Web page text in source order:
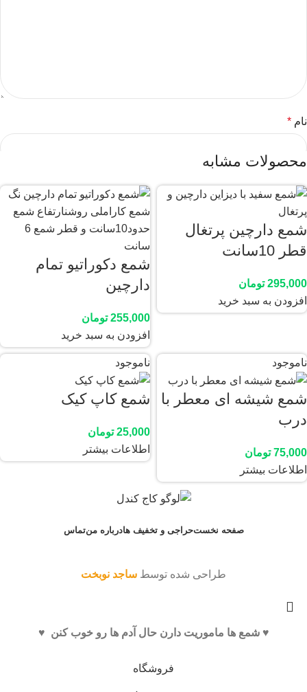
نام *
ایمیل*
ذخیره نام، ایمیل و وبسایت من در مرورگر برای زمانی که دوباره
دیدگاهی می‌نویسم.
محصولات مشابه
شمع دارچین پرتغال
قطر 10سانت
295,000 تومان
افزودن به سبد خرید
شمع دکوراتیو تمام
دارچین
255,000 تومان
افزودن به سبد خرید
ناموجود
شمع شیشه ای معطر با
درب
75,000 تومان
اطلاعات بیشتر
ناموجود
شمع کاپ کیک
25,000 تومان
اطلاعات بیشتر
صفحه نخستحراجی و تخفیف هادرباره منتماس
طراحی شده توسط ساجد نوبخت
♥️ شمع ها ماموریت دارن حال آدم ها رو خوب کنن ♥️
فروشگاه